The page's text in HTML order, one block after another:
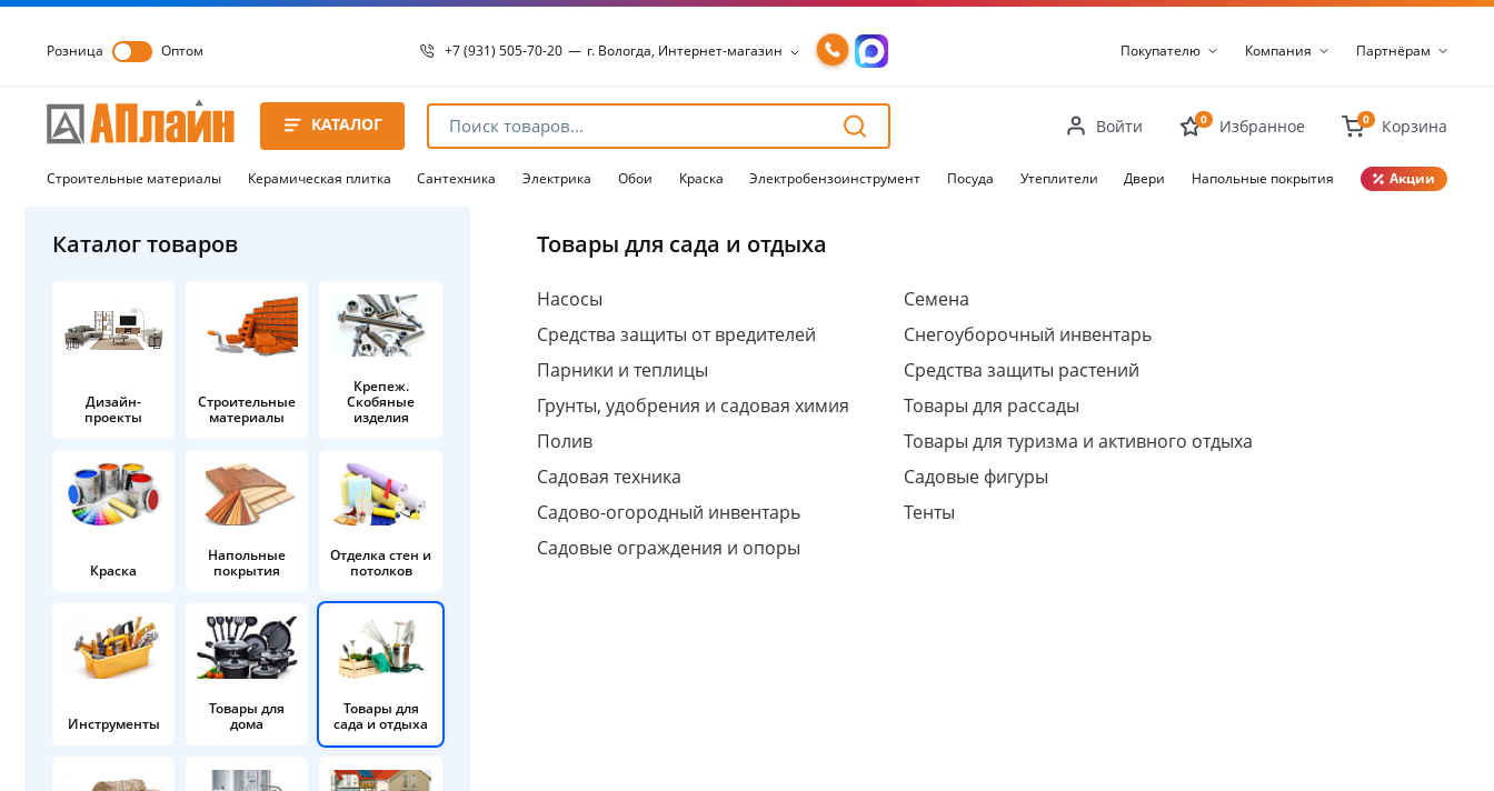
Розница Оптом +7 (931) 505-70-20 — г. Вологда, Интернет-магазин
8 8172 54-15-98
8 8172 54-15-96
г. Вологда, Пошехонское ш., 18
Покупателю Компания Партнёрам
КАТАЛОГ Войти 0 Избранное 0 Корзина
Строительные материалы Керамическая плитка Сантехника Электрика Обои Краска Электробензоинструмент Посуда Утеплители Двери Напольные покрытия Акции
Каталог товаров
Дизайн-
проекты
Строительные
материалы
Крепеж.
Скобяные
изделия
Краска
Напольные
покрытия
Отделка стен и
потолков
Инструменты
Товары для
дома
Товары для
сада и отдыха
Товары для сада и отдыха
Насосы
Средства защиты от вредителей
Парники и теплицы
Грунты, удобрения и садовая химия
Полив
Садовая техника
Садово-огородный инвентарь
Садовые ограждения и опоры
Семена
Снегоуборочный инвентарь
Средства защиты растений
Товары для рассады
Товары для туризма и активного отдыха
Садовые фигуры
Тенты
Для клиентов всех банков
Разбейтеоплату
на части
без переплат
График платежей
Сегодня